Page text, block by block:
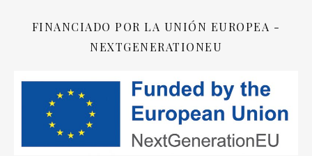
FINANCIADO POR LA UNIÓN EUROPEA -
NEXTGENERATIONEU